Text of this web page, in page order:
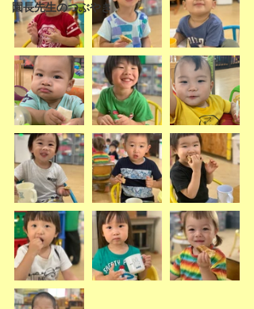
園長先生のつぶやき